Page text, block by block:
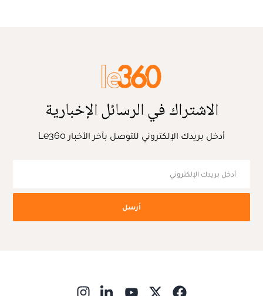
الاشتراك في الرسائل الإخبارية
أدخل بريدك الإلكتروني للتوصل بآخر الأخبار Le360
أرسل